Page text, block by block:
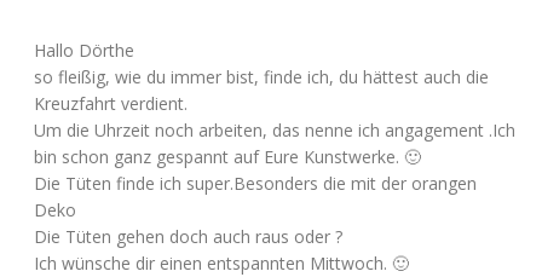
Hallo Dörthe
so fleißig, wie du immer bist, finde ich, du hättest auch die
Kreuzfahrt verdient.
Um die Uhrzeit noch arbeiten, das nenne ich angagement .Ich
bin schon ganz gespannt auf Eure Kunstwerke. 🙂
Die Tüten finde ich super.Besonders die mit der orangen
Deko
Die Tüten gehen doch auch raus oder ?
Ich wünsche dir einen entspannten Mittwoch. 🙂